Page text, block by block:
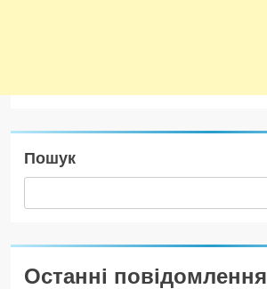
Пошук
Останні повідомлення